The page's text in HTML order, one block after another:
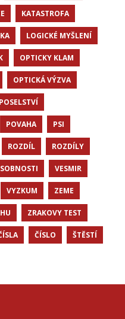
KATASTROFA
LOGICKÉ MYŠLENÍ
OPTICKY KLAM
OPTICKÁ VÝZVA
POSELSTVÍ
POVAHA PSI
ROZDÍL ROZDÍLY
VESMIR
VYZKUM ZEME
ZRAKOVY TEST
ČÍSLO ŠTĚSTÍ